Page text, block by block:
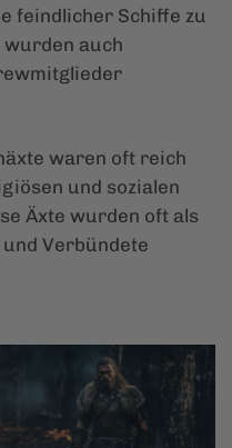
feindlicher Schiffe zu
auch
waren oft reich
und sozialen
Äxte wurden oft als
Verbündete